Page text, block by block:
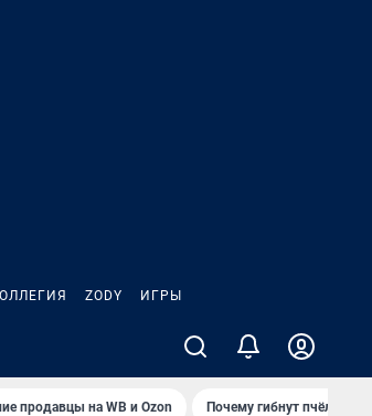
ZODY ИГРЫ
продавцы на WB и Ozon Почему гибнут пчёлы?